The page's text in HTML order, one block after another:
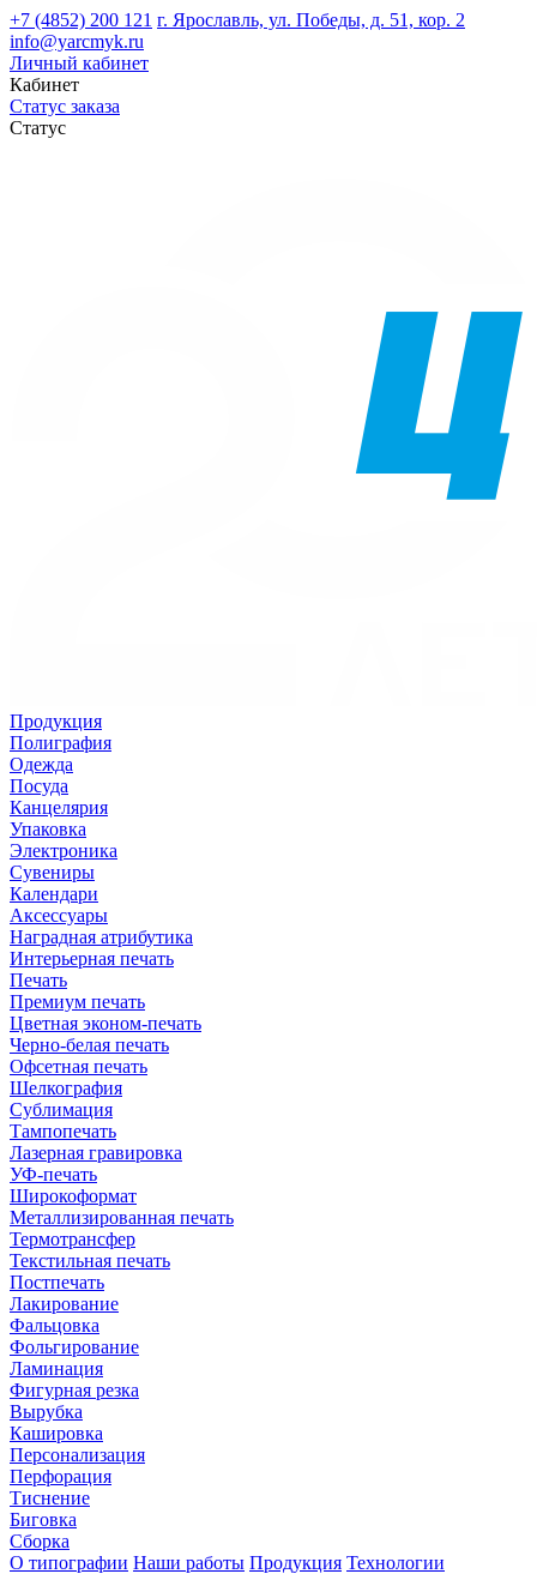
+7 (4852) 200 121 г. Ярославль, ул. Победы, д. 51, кор. 2
info@yarcmyk.ru
Личный кабинет
Кабинет
Статус заказа
Статус
Продукция
Полиграфия
Одежда
Посуда
Канцелярия
Упаковка
Электроника
Сувениры
Календари
Аксессуары
Наградная атрибутика
Интерьерная печать
Печать
Премиум печать
Цветная эконом-печать
Черно-белая печать
Офсетная печать
Шелкография
Сублимация
Тампопечать
Лазерная гравировка
УФ-печать
Широкоформат
Металлизированная печать
Термотрансфер
Текстильная печать
Постпечать
Лакирование
Фальцовка
Фольгирование
Ламинация
Фигурная резка
Вырубка
Кашировка
Персонализация
Перфорация
Тиснение
Биговка
Сборка
О типографии Наши работы Продукция Технологии